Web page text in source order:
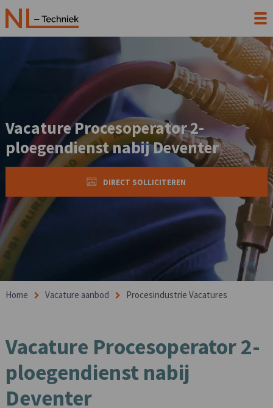
Vacature Procesoperator 2-
ploegendienst nabij Deventer
DIRECT SOLLICITEREN
Home Vacature aanbod Procesindustrie Vacatures
Vacature Procesoperator 2-
ploegendienst nabij
Deventer